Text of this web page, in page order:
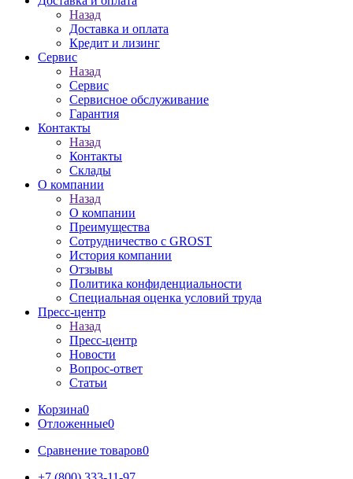
Назад
Доставка и оплата
Кредит и лизинг
Сервис
Назад
Сервис
Сервисное обслуживание
Гарантия
Контакты
Назад
Контакты
Склады
О компании
Назад
О компании
Преимущества
Сотрудничество с GROST
История компании
Отзывы
Политика конфиденциальности
Специальная оценка условий труда
Пресс-центр
Назад
Пресс-центр
Новости
Вопрос-ответ
Статьи
Корзина0
Отложенные0
Сравнение товаров0